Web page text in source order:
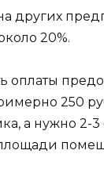
других
20%.
оплаты
250
а нужно 2-3